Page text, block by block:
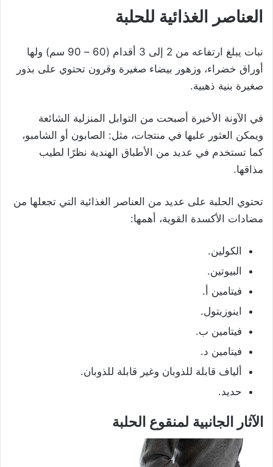
العناصر الغذائية للحلبة
نبات يبلغ ارتفاعه من 2 إلى 3 أقدام (60 – 90 سم) ولها
أوراق خضراء، وزهور بيضاء صغيرة وقرون تحتوي على بذور
صغيرة بنية ذهبية.
في الآونة الأخيرة أصبحت من التوابل المنزلية الشائعة
ويمكن العثور عليها في منتجات، مثل: الصابون أو الشامبو،
كما تستخدم في عديد من الأطباق الهندية نظرًا لطيب
مذاقها.
تحتوي الحلبة على عديد من العناصر الغذائية التي تجعلها من
مضادات الأكسدة القوية، أهمها:
الكولين.
البيوتين.
فيتامين أ.
اينوزيتول.
فيتامين ب.
فيتامين د.
ألياف قابلة للذوبان وغير قابلة للذوبان.
حديد.
الآثار الجانبية لمنقوع الحلبة